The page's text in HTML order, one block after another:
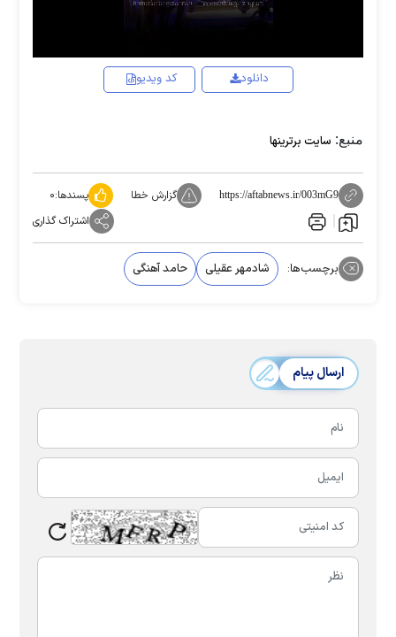
کد ویدیو دانلود
منبع: سایت برترینها
https://aftabnews.ir/003mG9 گزارش خطا پسندها:۰
اشتراک گذاری
برچسب‌ها: شادمهر عقیلی حامد آهنگی
ارسال پیام